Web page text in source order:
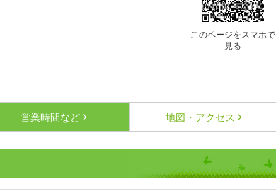
このページをスマホで
見る
営業時間など 地図・アクセス